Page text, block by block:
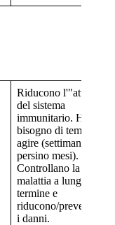
Riducono l'"attacco"
del sistema
immunitario. Hanno
bisogno di tempo per
agire (settimane,
persino mesi).
Controllano la
malattia a lungo
termine e
riducono/prevengono
i danni.